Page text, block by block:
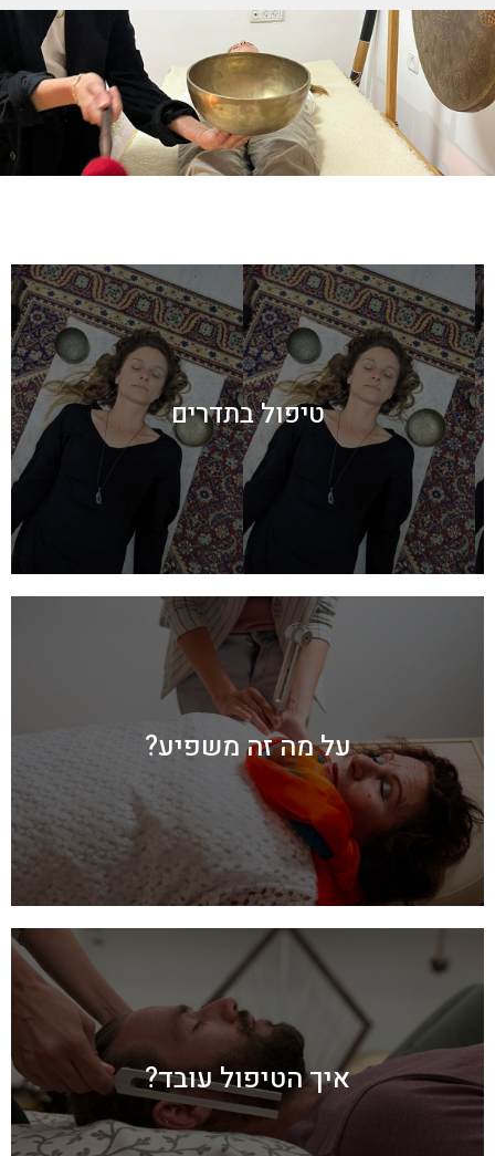
טיפול בתדרים
הטיפול בתדרים מפעיל שדות אלקטרומגנטיים הקיימים בגופנו ואלו
מונעים על ידי גלי רטט, או בשמם השני – תדרים. כלל התדרים מופקים
בזמן אמת ומיוצרים על ידי כלי מוזיקה שונים מהעולם, כאשר כל אחד
מהם מפיק צליל ורטט שונה. במהלך הטיפול המטופל שוכב על מיטת
סאונד והמטפלת מנגנת עליה ועל מגוון רחב של כלי מוזיקה ומפיקה
תדרים וצלילים, שמשפיעים על הגוף באופן ישיר ועמוק. כמו כן הטיפול
משלב שיח ולמידה עמוקה של הקשר בין הגוף -הנפש והתודעה.
על מה זה משפיע?
הטיפול בתדרים מכניס אותנו למצב תודעתי בין המודע ללא מודע,
ממש כמו בחלום. בזמן הזה, גלי המוח עוברים למצב מדיטטיבי
המכונה אלפא ובנקודה ההיא ניתן לייצר שינויים תודעתיים
באמצעות התדרים, הגורמים להשקטה של המוח. הטיפול בתרפיית
תדרים הוכח כמוריד לחץ, מפחית כאבים, מעלה את רמת האנרגיה
ועוזר להרפות את מערכת העצבים ולהפעיל תהליכים מוחיים,
המשפיעים ישירות על התפקודים הקוגניטיביים, הרגשיים
והפיזיים של האדם. בעזרת הטיפול בתדרים ניתן להזכיר לגוף את
התדר הטבעי שנחסם עם השנים ומכאן להביא להקלה על כאב –
איך הטיפול עובד?